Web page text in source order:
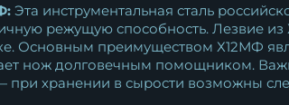
Эта инструментальная сталь
режущую способность. Лезвие
Основным преимуществом Х12МФ
нож долговечным помощником.
при хранении в сырости возможны